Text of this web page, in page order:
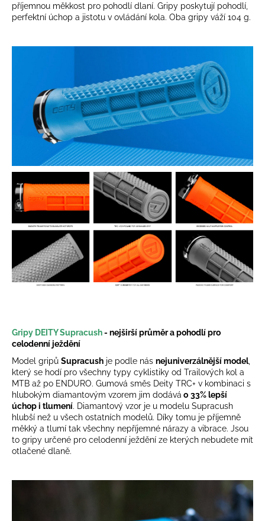
příjemnou měkkost pro pohodlí dlaní. Gripy poskytují pohodlí,
perfektní úchop a jistotu v ovládání kola. Oba gripy váží 104 g.
Gripy DEITY Supracush- nejširší průměr a pohodlí pro
celodenní ježdění
Model gripů Supracush je podle nás nejuniverzálnější model,
který se hodí pro všechny typy cyklistiky od Trailových kol a
MTB až po ENDURO. Gumová směs Deity TRC+ v kombinaci s
hlubokým diamantovým vzorem jim dodává o 33% lepší
úchop i tlumení. Diamantový vzor je u modelu Supracush
hlubší než u všech ostatních modelů. Díky tomu je příjemně
měkký a tlumí tak všechny nepříjemné nárazy a vibrace. Jsou
to gripy určené pro celodenní ježdění ze kterých nebudete mít
otlačené dlaně.